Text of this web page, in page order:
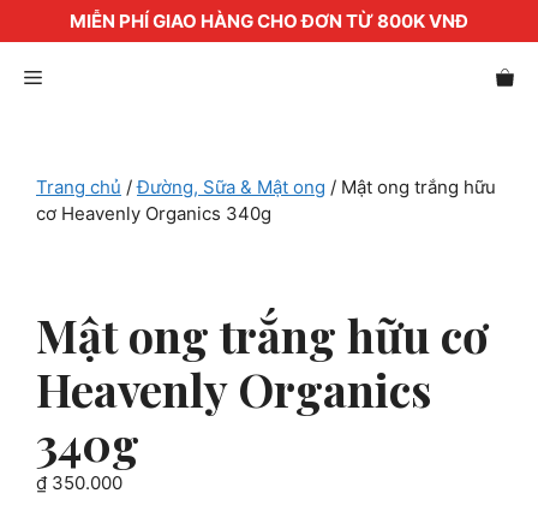
MIỄN PHÍ GIAO HÀNG CHO ĐƠN TỪ 800K VNĐ
đến Menu
Trang chủ /Đường, Sữa & Mật ong / Mật ong trắng hữu
cơ Heavenly Organics 340g
Mật ong trắng hữu cơ
Heavenly Organics
340g
₫350.000